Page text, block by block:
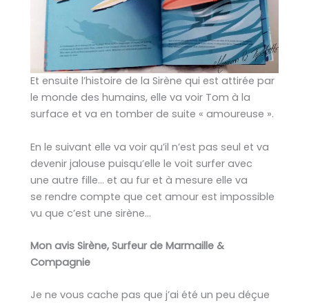
Et ensuite l’histoire de la Sirène qui est attirée par
le monde des humains, elle va voir Tom à la
surface et va en tomber de suite « amoureuse ».
En le suivant elle va voir qu’il n’est pas seul et va
devenir jalouse puisqu’elle le voit surfer avec
une autre fille… et au fur et à mesure elle va
se rendre compte que cet amour est impossible
vu que c’est une sirène…
Mon avis Sirène, Surfeur de Marmaille &
Compagnie
Je ne vous cache pas que j’ai été un peu déçue